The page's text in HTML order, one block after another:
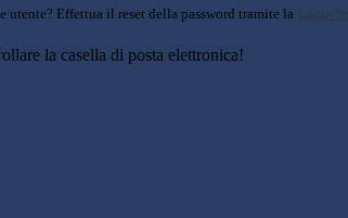
utente? Effettua il reset della password tramite la Login
la casella di posta elettronica!